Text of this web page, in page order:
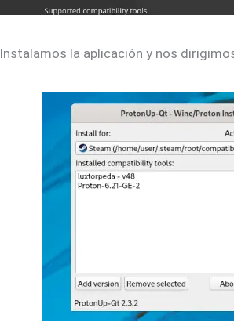
Instalamos la aplicación y nos